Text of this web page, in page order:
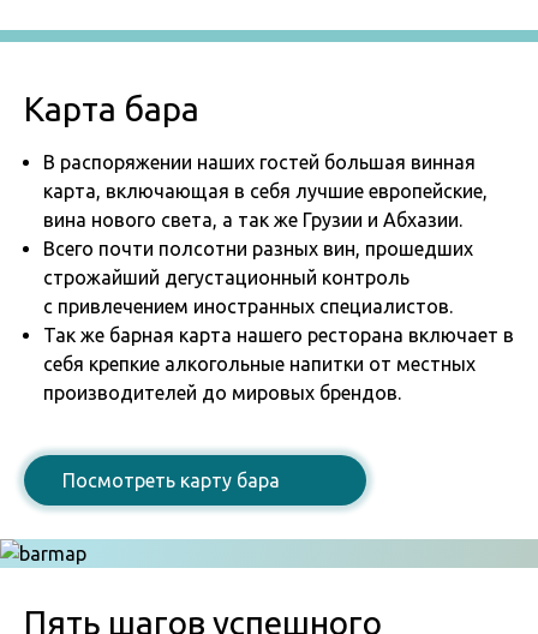
Карта бара
В распоряжении наших гостей большая винная
карта, включающая в себя лучшие европейские,
вина нового света, а так же Грузии и Абхазии.
Всего почти полсотни разных вин, прошедших
строжайший дегустационный контроль
с привлечением иностранных специалистов.
Так же барная карта нашего ресторана включает в
себя крепкие алкогольные напитки от местных
производителей до мировых брендов.
Посмотреть карту бара
Пять шагов успешного